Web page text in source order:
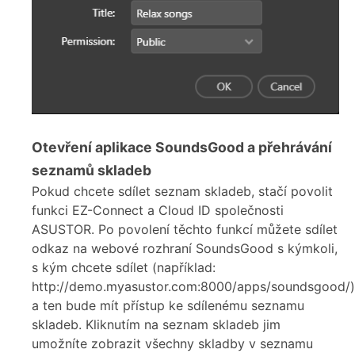
Otevření aplikace SoundsGood a přehrávání
seznamů skladeb
Pokud chcete sdílet seznam skladeb, stačí povolit
funkci EZ-Connect a Cloud ID společnosti
ASUSTOR. Po povolení těchto funkcí můžete sdílet
odkaz na webové rozhraní SoundsGood s kýmkoli,
s kým chcete sdílet (například:
http://demo.myasustor.com:8000/apps/soundsgood/
a ten bude mít přístup ke sdílenému seznamu
skladeb. Kliknutím na seznam skladeb jim
umožníte zobrazit všechny skladby v seznamu